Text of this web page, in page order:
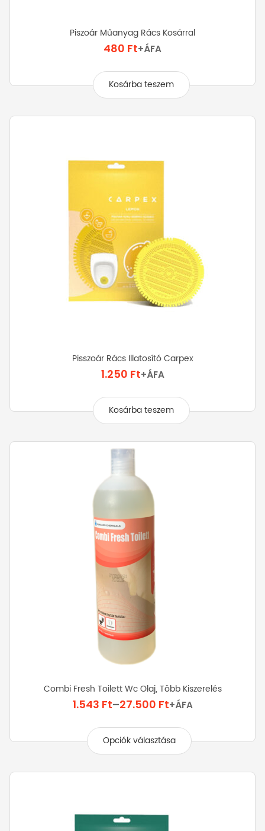
Piszoár Műanyag Rács Kosárral
480 Ft+ÁFA
Kosárba teszem
Pisszoár Rács Illatosító Carpex
1.250 Ft+ÁFA
Kosárba teszem
Combi Fresh Toilett Wc Olaj, Több Kiszerelés
1.543 Ft–27.500 FtÁrtartomány:
-
27.500 Ft
+ÁFA
Opciók választása
terméknek
variációja
változatok
a